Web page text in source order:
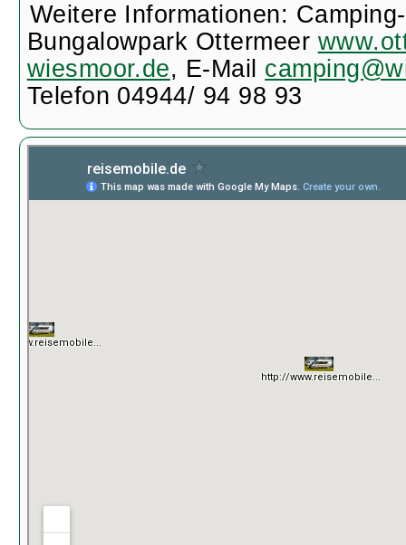
Weitere Informationen:
Bungalowpark Ottermeer
wiesmoor.de, E-Mail
Telefon 04944/ 94 98 93